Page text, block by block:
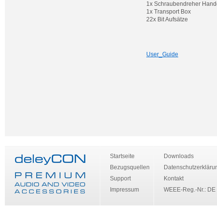
1x Schraubendreher
1x Transport Box
22x Bit Aufsätze
User_Guide
Startseite
Bezugsquellen
Support
Impressum
Downloads
Kontakt
WEEE-Reg.-Nr.: